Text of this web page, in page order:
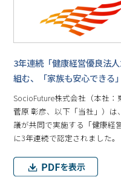
3年連続「健康経営優良法
組む、「家族も安心できる
SocioFuture株式会社（本社
菅原 彰彦、以下「当社」）
議が共同で実施する「健康経
に3年連続で認定されました。